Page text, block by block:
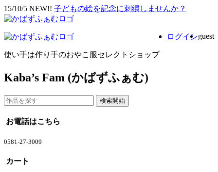
15/10/5 NEW!! 子どもの絵を記念に刺繍しませんか？
guest
ログイン
使い手は作り手のおやこ服セレクトショップ
Kaba’s Fam (かばずふぁむ)
お電話はこちら
0581-27-3009
カート